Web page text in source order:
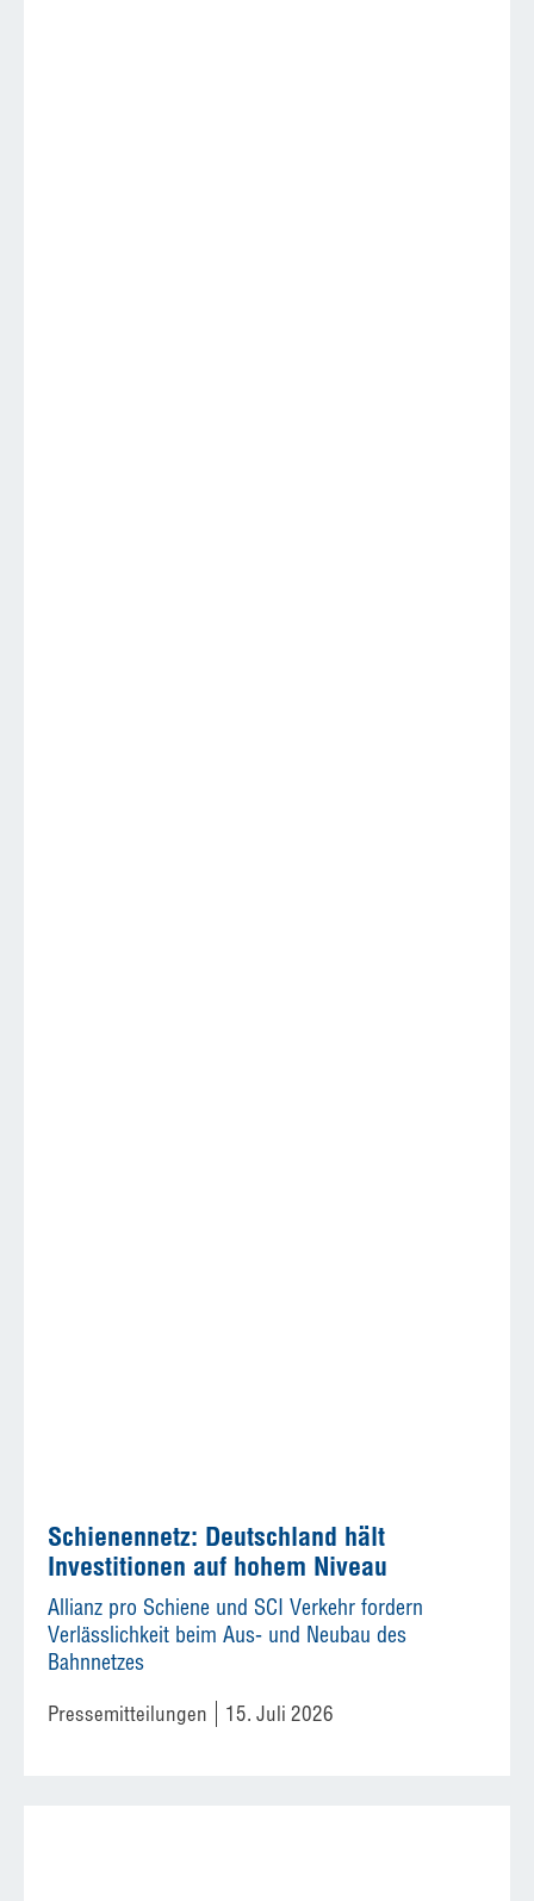
Schienennetz: Deutschland hält
Investitionen auf hohem Niveau
Allianz pro Schiene und SCI Verkehr fordern
Verlässlichkeit beim Aus- und Neubau des
Bahnnetzes
Pressemitteilungen 15. Juli 2026